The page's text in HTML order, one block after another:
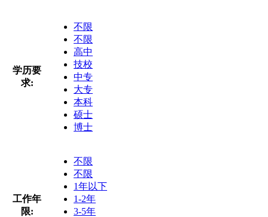
学历要
求:
不限
不限
高中
技校
中专
大专
本科
硕士
博士
工作年
限:
不限
不限
1年以下
1-2年
3-5年